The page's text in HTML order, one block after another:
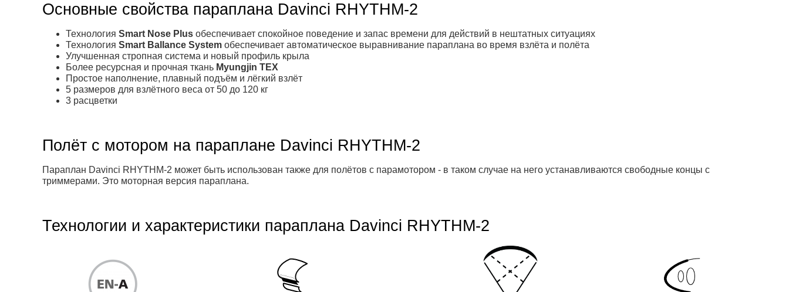
Основные свойства параплана Davinci RHYTHM-2
Технология Smart Nose Plus обеспечивает спокойное поведение и запас времени для действий в нештатных ситуациях
Технология Smart Ballance System обеспечивает автоматическое выравнивание параплана во время взлёта и полёта
Улучшенная стропная система и новый профиль крыла
Более ресурсная и прочная ткань Myungjin TEX
Простое наполнение, плавный подъём и лёгкий взлёт
5 размеров для взлётного веса от 50 до 120 кг
3 расцветки
Полёт с мотором на параплане Davinci RHYTHM-2
Параплан Davinci RHYTHM-2 может быть использован также для полётов с парамотором - в таком случае на него устанавливаются свободные концы с
триммерами. Это моторная версия параплана.
Технологии и характеристики параплана Davinci RHYTHM-2